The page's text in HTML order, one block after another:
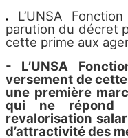
L’UNSA
parution du décret
cette prime aux
- L’UNSA
versement de
une première
qui ne répond
revalorisation
d’attractivité des